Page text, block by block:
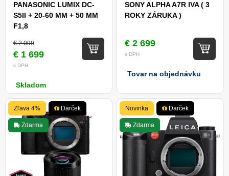
PANASONIC LUMIX DC-
S5II + 20-60 MM + 50 MM
F1,8
€ 2 099
€ 1 699
s DPH
Skladom
SONY ALPHA A7R IVA ( 3
ROKY ZÁRUKA )
€ 2 699
s DPH
Tovar na objednávku
Zľava 4% Darček
Zdarma
Novinka Darček
Zdarma